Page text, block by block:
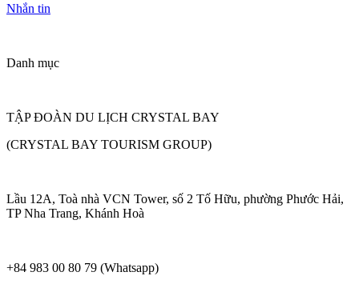
Nhắn tin
Danh mục
TẬP ĐOÀN DU LỊCH CRYSTAL BAY
(CRYSTAL BAY TOURISM GROUP)
Lầu 12A, Toà nhà VCN Tower, số 2 Tố Hữu, phường Phước Hải,
TP Nha Trang, Khánh Hoà
+84 983 00 80 79 (Whatsapp)